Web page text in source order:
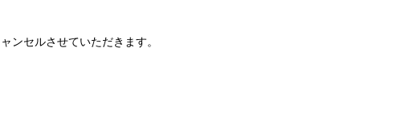
ンセルさせていただきます。